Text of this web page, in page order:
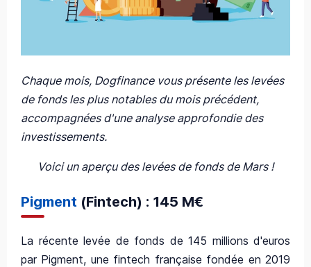
Chaque mois, Dogfinance vous présente les levées
de fonds les plus notables du mois précédent,
accompagnées d'une analyse approfondie des
investissements.
Voici un aperçu des levées de fonds de Mars !
Pigment (Fintech) : 145 M€
La récente levée de fonds de 145 millions d'euros
par Pigment, une fintech française fondée en 2019